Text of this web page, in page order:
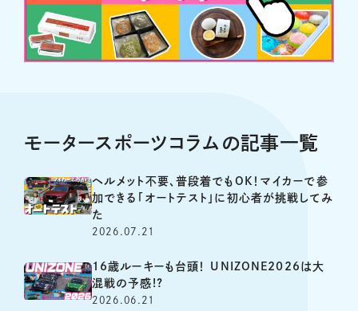
モータースポーツコラムの記事一覧
ヘルメット不要、普段着でもOK！マイカーで参
加できる「オートテスト」に初心者が挑戦してみ
た
2026.07.21
16歳ルーキーも台頭！ UNIZONE2026は大
混戦の予感!?
2026.06.21